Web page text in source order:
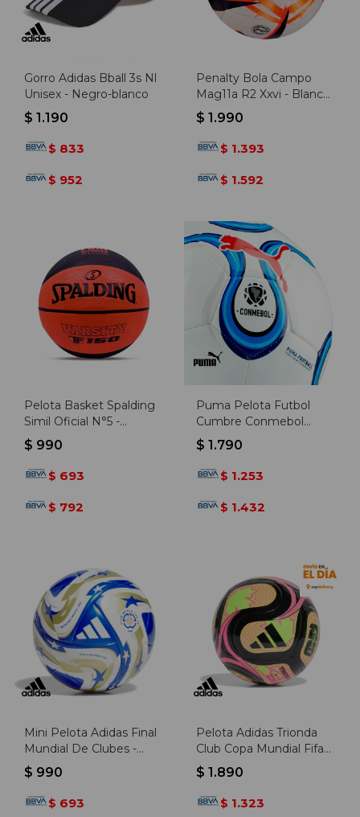
Gorro Adidas Bball 3s Nl
Unisex - Negro-blanco
$ 1.190
$ 833
$ 952
Penalty Bola Campo
Mag11a R2 Xxvi - Blanco-
rojo
$ 1.990
$ 1.393
$ 1.592
Pelota Basket Spalding
Simil Oficial N°5 -
Naranja-negro
$ 990
$ 693
$ 792
Puma Pelota Futbol
Cumbre Conmebol
Libert.ball - Blanco-
multicolor
$ 1.790
$ 1.253
$ 1.432
Mini Pelota Adidas Final
Mundial De Clubes -
Azul-dorado
$ 990
$ 693
Pelota Adidas Trionda
Club Copa Mundial Fifa
26 - Negro-multicolor
$ 1.890
$ 1.323